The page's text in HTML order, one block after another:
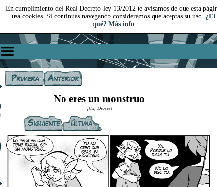
En cumplimiento del Real Decreto-ley 13/2012 te avisamos de que esta
usa cookies. Si continúas navegando consideramos que aceptas su uso. ¿El
qué? Más info
No eres un monstruo
¡Oh, Diosas!